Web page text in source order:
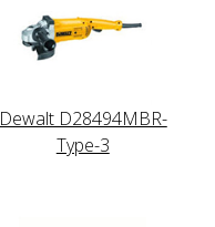
Dewalt D28494MBR-
Type-3